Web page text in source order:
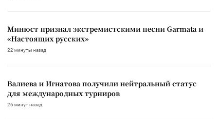
Минюст признал экстремистскими песни Garmata и
«Настоящих русских»
22 минуты назад
Валиева и Игнатова получили нейтральный статус
для международных турниров
26 минут назад